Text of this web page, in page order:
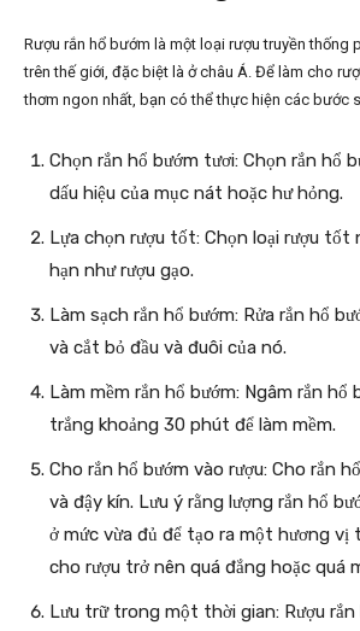
Rượu rắn hổ bướm là một loại rượu truyền thống
trên thế giới, đặc biệt là ở châu Á. Để làm cho
thơm ngon nhất, bạn có thể thực hiện các bước
Chọn rắn hổ bướm tươi: Chọn rắn hổ
dấu hiệu của mục nát hoặc hư hỏng.
Lựa chọn rượu tốt: Chọn loại rượu
hạn như rượu gạo.
Làm sạch rắn hổ bướm: Rửa rắn hổ
và cắt bỏ đầu và đuôi của nó.
Làm mềm rắn hổ bướm: Ngâm rắn hổ
trắng khoảng 30 phút để làm mềm.
Cho rắn hổ bướm vào rượu: Cho rắn
và đậy kín. Lưu ý rằng lượng rắn hổ
ở mức vừa đủ để tạo ra một hương vị
cho rượu trở nên quá đắng hoặc quá
Lưu trữ trong một thời gian: Rượu rắn